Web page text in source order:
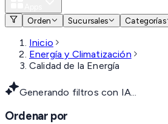
Orden
Sucursales Categorías
Inicio
Energía y Climatización
Calidad de la Energía
Generando filtros con IA...
Ordenar por